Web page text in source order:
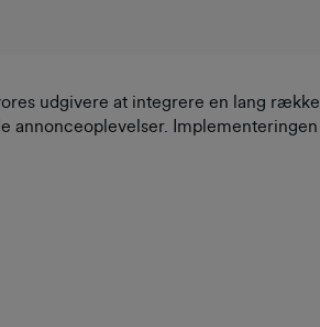
udgivere at integrere en lang
annonceoplevelser.